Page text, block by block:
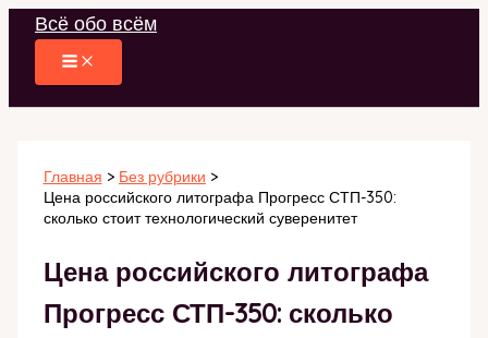
Перейти
содержимому
Всё обо всём
Главная
Без рубрики
Цена российского литографа Прогресс СТП-350:
сколько стоит технологический суверенитет
Цена российского литографа
Прогресс СТП-350: сколько